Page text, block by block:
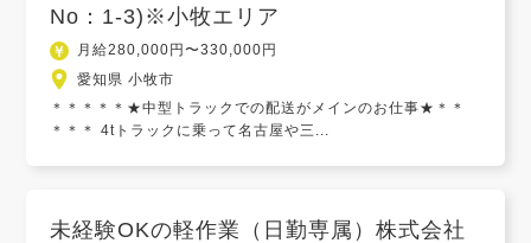
No：1-3)※小牧エリア
月給280,000円〜330,000円
愛知県 小牧市
＊＊＊＊＊★中型トラックでの配送がメインのお仕事★＊＊
＊＊＊ 4tトラックに乗って名古屋や三...
未経験OKの軽作業（日勤専属）株式会社